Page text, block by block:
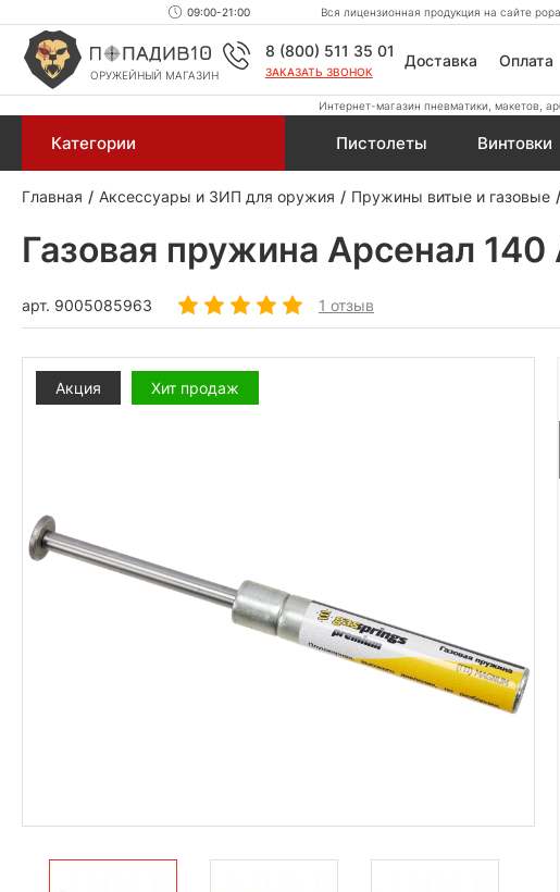
09:00-21:00 Вся лицензионная продукция на сайте
ОРУЖЕЙНЫЙ МАГАЗИН
8 (800) 511 35 01
ЗАКАЗАТЬ ЗВОНОК
Доставка Оплата
Интернет-магазин пневматики, макетов,
Категории Пистолеты Винтовки
Главная Аксессуары и ЗИП для оружия Пружины витые и газовые
Газовая пружина Арсенал
арт. 9005085963 1 отзыв
Акция Хит продаж